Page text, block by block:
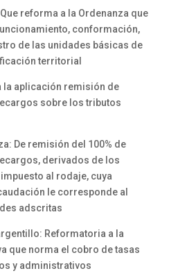
reforma a la Ordenanza que
conformación,
de las unidades básicas de
territorial
la aplicación remisión de
sobre los tributos
De remisión del 100% de
derivados de los
al rodaje, cuya
le corresponde al
adscritas
Reformatoria a la
que norma el cobro de tasas
y administrativos